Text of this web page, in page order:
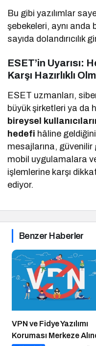
Bu gibi yazılımlar
şebekeleri, aynı anda
sayıda
ESET’in Uyarısı:
Karşı Hazırlıklı
ESET uzmanları,
büyük şirketleri ya da
bireysel
hedefi hâline
mesajlarına,
mobil uygulamalara
işlemlerine karşı
ediyor.
Benzer Haberler
VPN ve Fidye Yazılımı
Koruması Merkeze